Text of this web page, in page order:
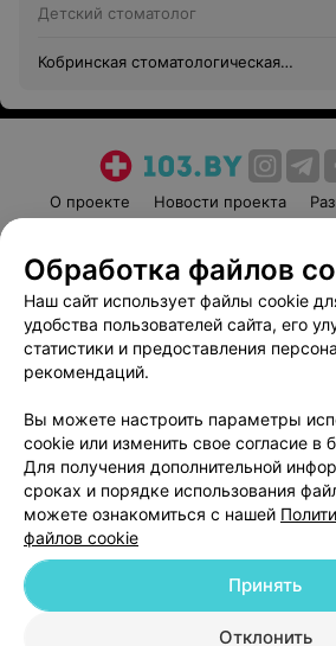
Детский стоматолог
Кобринская стоматологическая
О проекте Новости проекта
Пользовательское соглашение
Вакансии
Написать руководителю
Обработка персональных
© 2026 ООО «Артокс Лаб», УНП 191700409
|
Обработка файлов
Наш сайт использует файлы cookie
удобства пользователей сайта, его
статистики и предоставления
рекомендаций.
Вы можете настроить параметры
cookie или изменить свое согласие в
Для получения дополнительной
сроках и порядке использования
можете ознакомиться с нашей
файлов cookie
Отклонить
Принять